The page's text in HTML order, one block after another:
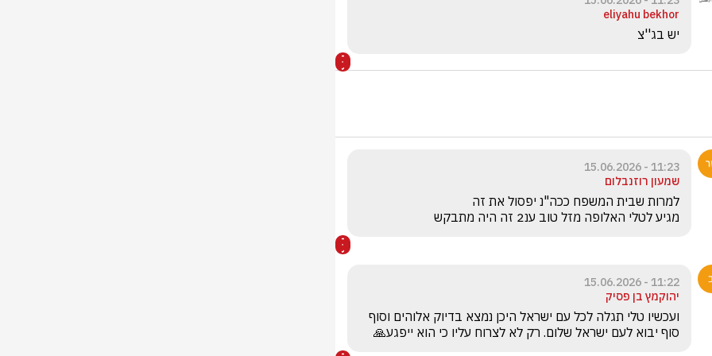
eliyahu bekhor
יש בג''צ
11:23 - 15.06.2026
שמעון רוזנבלום
מגיע לטלי האלופה מזל טוב ענ2 זה היה מתבקש
11:22 - 15.06.2026
יהוקמץ בן פסיק
סוף יבוא לעם ישראל שלום. רק לא לצרוח עליו כי הוא ייפגע🙏